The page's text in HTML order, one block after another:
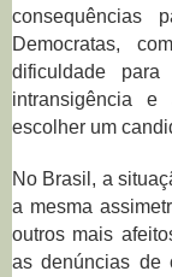
consequências
Democratas,
dificuldade para
intransigência e
escolher um
No Brasil, a
a mesma
outros mais
as denúncias de